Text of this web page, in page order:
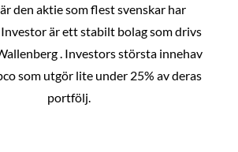
den aktie som flest svenskar har
är ett stabilt bolag som drivs
. Investors största innehav
som utgör lite under 25% av deras
portfölj.